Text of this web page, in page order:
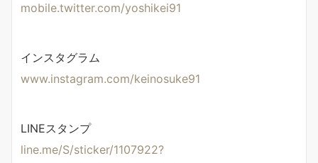
mobile.twitter.com/yoshikei91
インスタグラム
www.instagram.com/keinosuke91
LINEスタンプ
line.me/S/sticker/1107922?